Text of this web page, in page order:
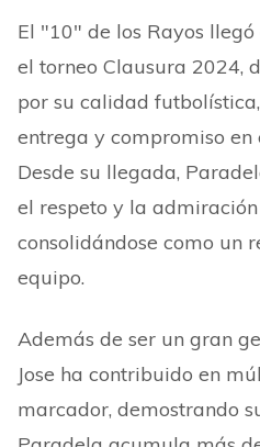
El "10" de los Rayos
el torneo Clausura 2024,
por su calidad
entrega y compromiso en
Desde su llegada,
el respeto y la
consolidándose como un
equipo.
Además de ser un gran
Jose ha contribuido en
marcador, demostrando